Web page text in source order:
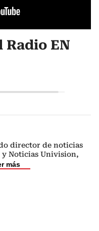
Radio EN
director de noticias
y Noticias Univision,
más